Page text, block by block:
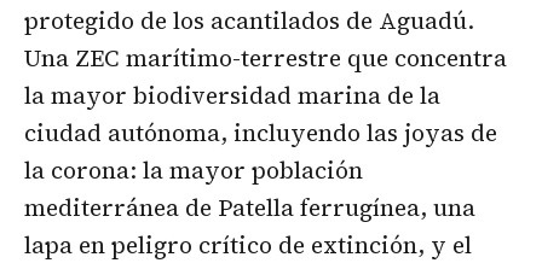
protegido de los acantilados de Aguadú.
Una ZEC marítimo-terrestre que concentra
la mayor biodiversidad marina de la
ciudad autónoma, incluyendo las joyas de
la corona: la mayor población
mediterránea de Patella ferrugínea, una
lapa en peligro crítico de extinción, y el